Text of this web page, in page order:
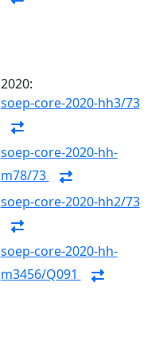
2020:
soep-core-2020-hh3/73
soep-core-2020-hh-
m78/73
soep-core-2020-hh2/73
soep-core-2020-hh-
m3456/Q091